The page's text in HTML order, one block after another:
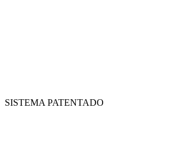
SISTEMA PATENTADO